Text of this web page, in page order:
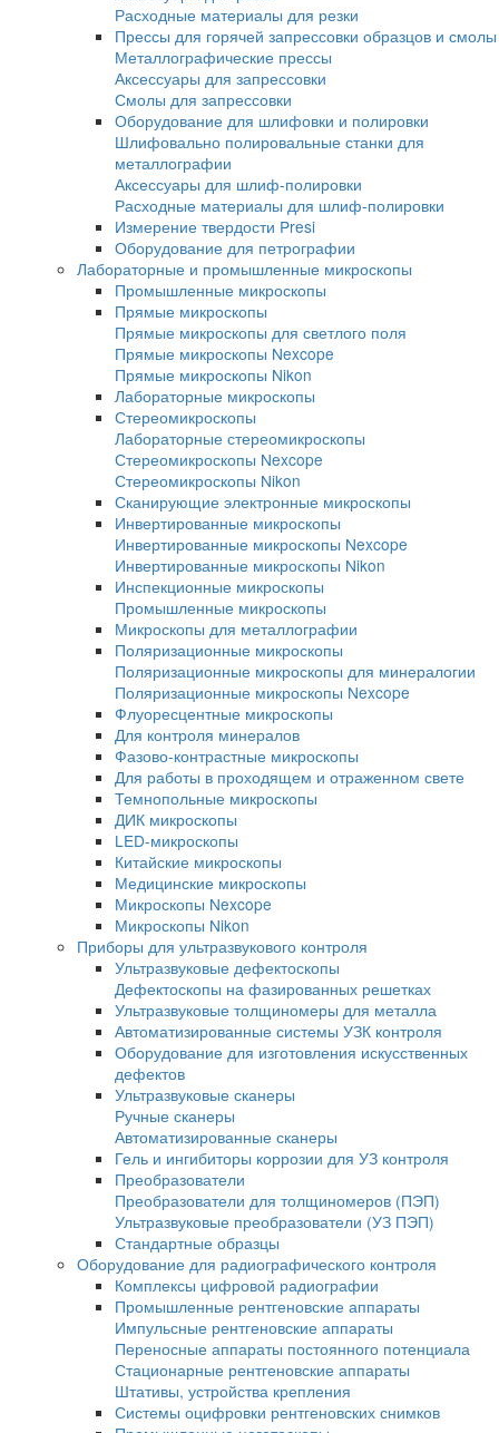
Копры по методу изода
Маятниковый копер по шарпи
Станки для U, V надрезов
Копры с падающим грузом
Копры серии DWTT
Копры серии IM
Оборудование для металлографии
Абразивная резка
Отрезные станки для металлографии
Аксессуары для резки
Расходные материалы для резки
Прессы для горячей запрессовки
Металлографические прессы
Аксессуары для запрессовки
Смолы для запрессовки
Оборудование для шлифовки и полировки
Шлифовально полировальные станки для
металлографии
Аксессуары для шлиф-полировки
Расходные материалы для шлиф-
Измерение твердости Presi
Оборудование для петрографии
Лабораторные и промышленные микроскопы
Промышленные микроскопы
Прямые микроскопы
Прямые микроскопы для светлого поля
Прямые микроскопы Nexcope
Прямые микроскопы Nikon
Лабораторные микроскопы
Стереомикроскопы
Лабораторные стереомикроскопы
Стереомикроскопы Nexcope
Стереомикроскопы Nikon
Сканирующие электронные микроскопы
Инвертированные микроскопы
Инвертированные микроскопы Nexcope
Инвертированные микроскопы Nikon
Инспекционные микроскопы
Промышленные микроскопы
Микроскопы для металлографии
Поляризационные микроскопы
Поляризационные микроскопы для
Поляризационные микроскопы Nexcope
Флуоресцентные микроскопы
Для контроля минералов
Фазово-контрастные микроскопы
Для работы в проходящем и отраженном
Темнопольные микроскопы
ДИК микроскопы
LED-микроскопы
Китайские микроскопы
Медицинские микроскопы
Микроскопы Nexcope
Микроскопы Nikon
Приборы для ультразвукового контроля
Ультразвуковые дефектоскопы
Дефектоскопы на фазированных